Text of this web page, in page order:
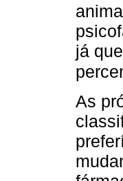
já
As